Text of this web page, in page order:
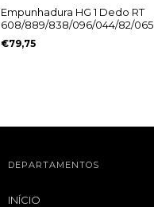
Empunhadura HG 1 Dedo RT
608/889/838/096/044/82/065
€79,75
DEPARTAMENTOS
INÍCIO